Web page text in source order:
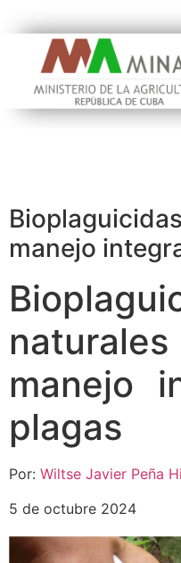
manejo
manejo
plagas
Por: Wiltse Javier Peña
5 de octubre 2024